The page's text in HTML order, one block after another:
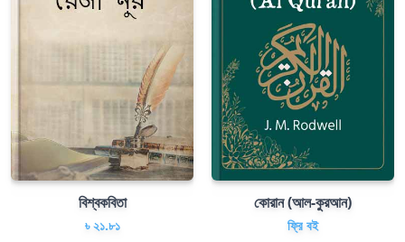
বিশ্বকবিতা
৳ ২১.৮১
কোরান (আল-কুরআন)
ফ্রি বই